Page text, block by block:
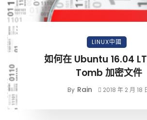
LINUX中國
如何在 Ubuntu 16.04
Tomb 加密文件
By Rain 2018 年 2 月 18